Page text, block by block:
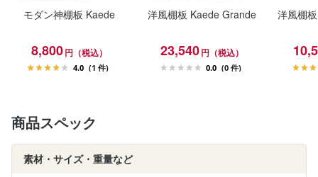
モダン神棚板 Kaede
8,800円（税込）
4.0 (1 件)
洋風棚板 Kaede Grande
23,540円（税込）
0.0 (0 件)
洋風棚
商品スペック
素材・サイズ・重量など